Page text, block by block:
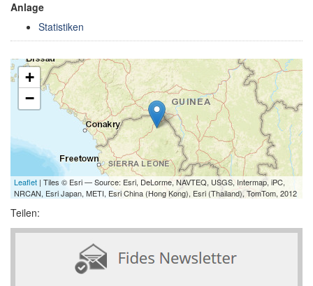
Anlage
Statistiken
+
−
Leaflet | Tiles © Esri — Source: Esri, DeLorme, NAVTEQ, USGS, Intermap, iPC,
NRCAN, Esri Japan, METI, Esri China (Hong Kong), Esri (Thailand), TomTom, 2012
Teilen: